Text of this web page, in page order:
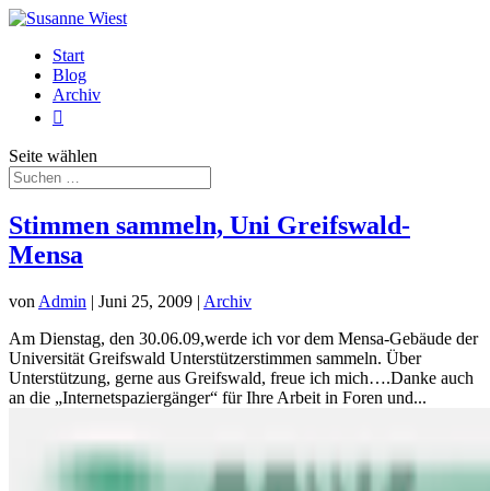
Start
Blog
Archiv

Seite wählen
Stimmen sammeln, Uni Greifswald-
Mensa
von Admin | Juni 25, 2009 | Archiv
Am Dienstag, den 30.06.09,werde ich vor dem Mensa-Gebäude der
Universität Greifswald Unterstützerstimmen sammeln. Über
Unterstützung, gerne aus Greifswald, freue ich mich….Danke auch
an die „Internetspaziergänger“ für Ihre Arbeit in Foren und...